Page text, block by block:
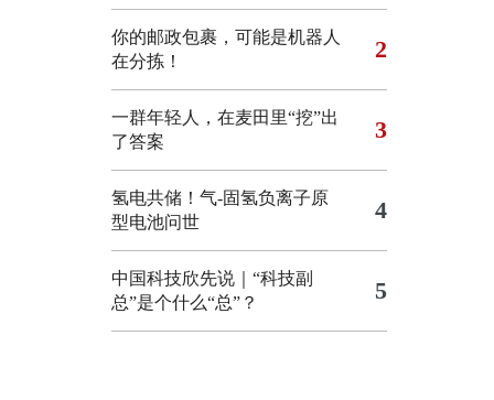
你的邮政包裹，可能是机器人
在分拣！
2
一群年轻人，在麦田里“挖”出
了答案
3
氢电共储！气-固氢负离子原
型电池问世
4
中国科技欣先说｜“科技副
总”是个什么“总”？
5